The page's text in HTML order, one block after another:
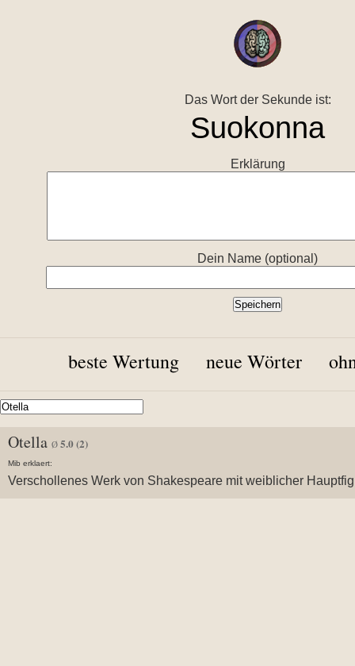
Das Wort der Sekunde ist:
Erklärung
Dein Name (optional)
beste Wertung neue Wörter
Otella Ø 5.0(2)
Mib erklaert:
Verschollenes Werk von Shakespeare mit weiblicher